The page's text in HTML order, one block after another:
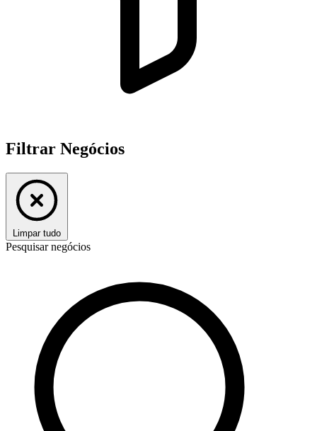
Filtrar Negócios
Limpar tudo
Pesquisar negócios